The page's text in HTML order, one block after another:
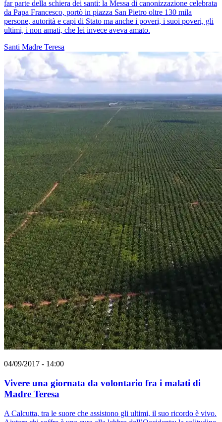
far parte della schiera dei santi: la Messa di canonizzazione celebrata
da Papa Francesco, portò in piazza San Pietro oltre 130 mila
persone, autorità e capi di Stato ma anche i poveri, i suoi poveri, gli
ultimi, i non amati, che lei invece aveva amato.
Santi Madre Teresa
04/09/2017 - 14:00
Vivere una giornata da volontario fra i malati di
Madre Teresa
A Calcutta, tra le suore che assistono gli ultimi, il suo ricordo è vivo.